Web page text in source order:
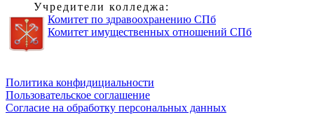
Учредители колледжа:
Комитет по здравоохранению СПб
Комитет имущественных отношений СПб
Политика конфидициальности
Пользовательское соглашение
Согласие на обработку персональных данных